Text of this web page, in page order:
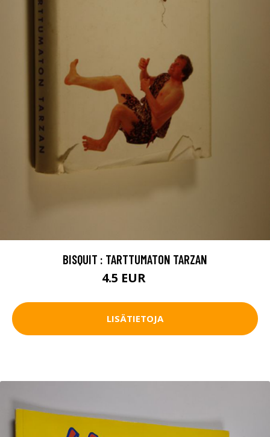
BISQUIT : TARTTUMATON TARZAN
4.5 EUR
LISÄTIETOJA